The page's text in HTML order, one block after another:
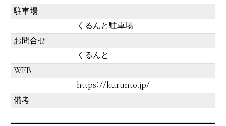
駐車場
くるんと駐車場
お問合せ
くるんと
WEB
https://kurunto.jp/
備考